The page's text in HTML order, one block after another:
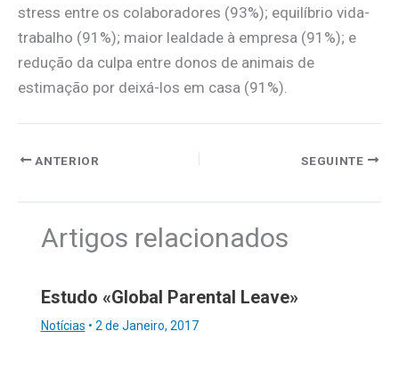
stress entre os colaboradores (93%); equilíbrio vida-
trabalho (91%); maior lealdade à empresa (91%); e
redução da culpa entre donos de animais de
estimação por deixá-los em casa (91%).
ANTERIOR SEGUINTE
Artigos relacionados
Estudo «Global Parental Leave»
Notícias • 2 de Janeiro, 2017